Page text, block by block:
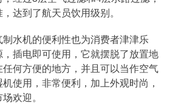
达到了航天员饮用级别。
水机的便利性也为消费者津津乐
插电即可使用，它就摆脱了放置地
何方便的地方，并且可以当作空气
使用，非常便利，加上外观时尚，
欢迎。